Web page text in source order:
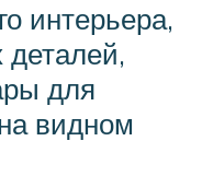
интерьера,
деталей,
для
видном